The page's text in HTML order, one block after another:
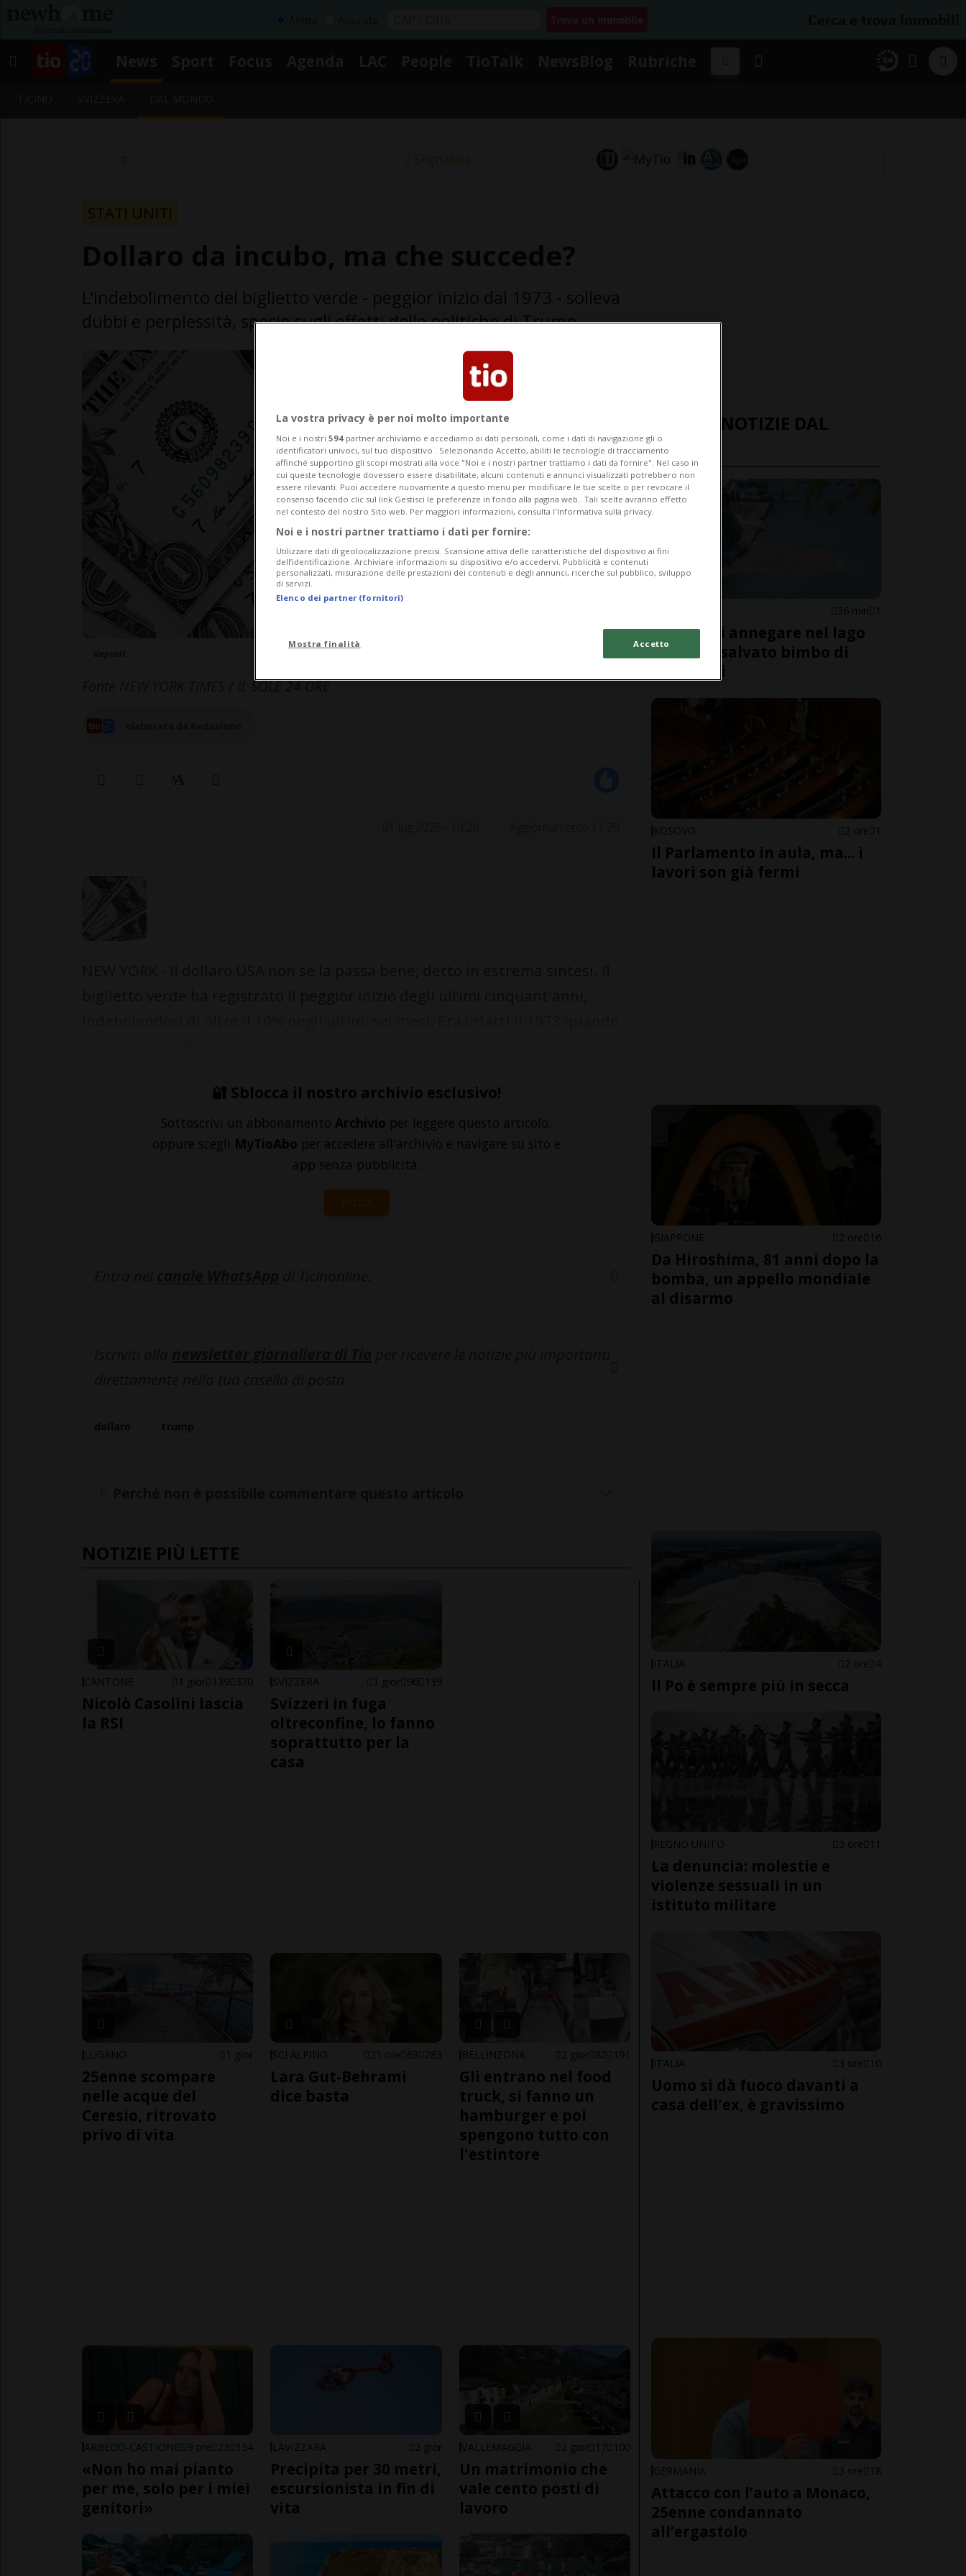
Segnalaci
STATI UNITI
dubbi e perplessità, specie sugli effetti delle politiche di Trump.
Fonte NEW YORK TIMES / IL SOLE 24 ORE
🔐 Sblocca il nostro archivio esclusivo!
Sottoscrivi un abbonamento Archivio per leggere questo articolo,
oppure scegli MyTioAbo per accedere all'archivio e navigare su sito e
app senza pubblicità.
ACCEDI
NOTIZIE PIÙ LETTE
CANTONE 1 gior 139 370
Nicolò Casolini lascia
la RSI
SVIZZERA 1 gior 96 139
Svizzeri in fuga
oltreconfine, lo fanno
soprattutto per la
casa
LUGANO 1 gior
25enne scompare
nelle acque del
Ceresio, ritrovato
privo di vita
SCI ALPINO 21 ore 63 283
Lara Gut-Behrami
dice basta
BELLINZONA 2 gior 82 191
Gli entrano nel food
truck, si fanno un
hamburger e poi
spengono tutto con
l'estintore
ARBEDO-CASTIONE 9 ore 23 154
«Non ho mai pianto
per me, solo per i miei
genitori»
LAVIZZARA 2 gior
Precipita per 30 metri,
escursionista in fin di
vita
VALLEMAGGIA 2 gior 17 100
Un matrimonio che
vale cento posti di
lavoro
ULTIME NOTIZIE DAL
MONDO
36 min 1
Rischia di annegare nel lago
di Como: salvato bimbo di
KOSOVO 2 ore 1
Il Parlamento in aula, ma... i
lavori son già fermi
GIAPPONE 2 ore 16
Da Hiroshima, 81 anni dopo la
bomba, un appello mondiale
al disarmo
ITALIA 2 ore 4
Il Po è sempre più in secca
REGNO UNITO 3 ore 11
La denuncia: molestie e
violenze sessuali in un
istituto militare
ITALIA 3 ore 10
Uomo si dà fuoco davanti a
casa dell'ex, è gravissimo
GERMANIA 3 ore 18
Attacco con l’auto a Monaco,
25enne condannato
all’ergastolo
La vostra privacy è per noi molto importante
Noi e i nostri 594 partner archiviamo e accediamo ai dati personali, come i dati di navigazione gli o
identificatori univoci, sul tuo dispositivo . Selezionando Accetto, abiliti le tecnologie di tracciamento
affinché supportino gli scopi mostrati alla voce "Noi e i nostri partner trattiamo i dati da fornire". Nel caso in
cui queste tecnologie dovessero essere disabilitate, alcuni contenuti e annunci visualizzati potrebbero non
essere rilevanti. Puoi accedere nuovamente a questo menu per modificare le tue scelte o per revocare il
consenso facendo clic sul link Gestisci le preferenze in fondo alla pagina web.. Tali scelte avranno effetto
nel contesto del nostro Sito web. Per maggiori informazioni, consulta l'Informativa sulla privacy.
Noi e i nostri partner trattiamo i dati per fornire:
Utilizzare dati di geolocalizzazione precisi. Scansione attiva delle caratteristiche del dispositivo ai fini
dell’identificazione. Archiviare informazioni su dispositivo e/o accedervi. Pubblicità e contenuti
personalizzati, misurazione delle prestazioni dei contenuti e degli annunci, ricerche sul pubblico, sviluppo
di servizi.
Elenco dei partner (fornitori)
Mostra finalità Accetto